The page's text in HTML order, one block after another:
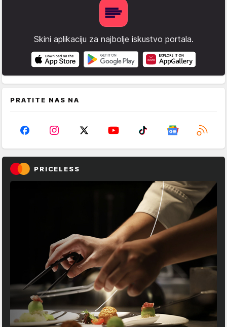
Skini aplikaciju za najbolje iskustvo portala.
PRATITE NAS NA
PRICELESS